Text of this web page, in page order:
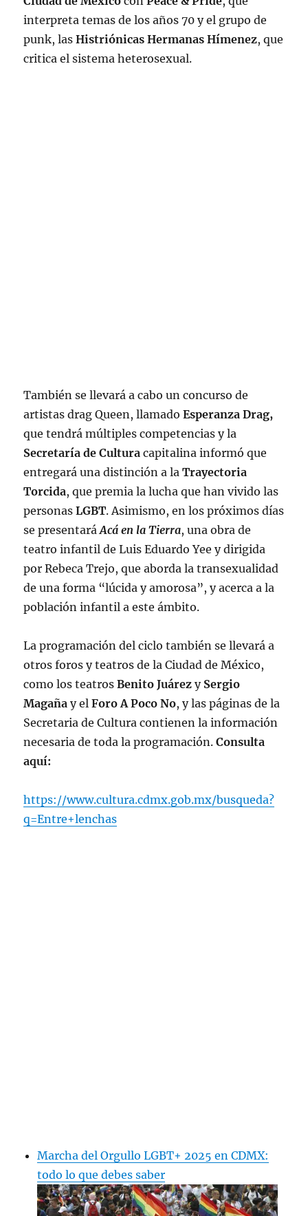
interpreta temas de los años 70 y el grupo de
punk, lasHistriónicas Hermanas Hímenez, que
critica el sistema heterosexual.
También se llevará a cabo un concurso de
artistas drag Queen, llamado Esperanza Drag,
que tendrá múltiples competencias y la
Secretaría de Cultura capitalina informó que
entregará una distinción a la Trayectoria
Torcida, que premia la lucha que han vivido las
personasLGBT. Asimismo, en los próximos días
se presentará Acá en la Tierra, una obra de
teatro infantil de Luis Eduardo Yee y dirigida
por Rebeca Trejo, que aborda la transexualidad
de una forma “lúcida y amorosa”, y acerca a la
población infantil a este ámbito.
La programación del ciclo también se llevará a
otros foros y teatros de la Ciudad de México,
como los teatros Benito Juárez y Sergio
Magaña y elForo A Poco No, y las páginas de la
Secretaria de Cultura contienen la información
necesaria de toda la programación.Consulta
aquí:
https://www.cultura.cdmx.gob.mx/busqueda?
q=Entre+lenchas
Marcha del Orgullo LGBT+ 2025 en CDMX:
todo lo que debes saber